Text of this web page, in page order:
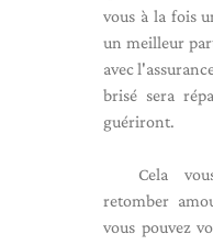
vous à la fois
un meilleur
avec
brisé sera
guériront.
Cela
retomber
vous pouvez